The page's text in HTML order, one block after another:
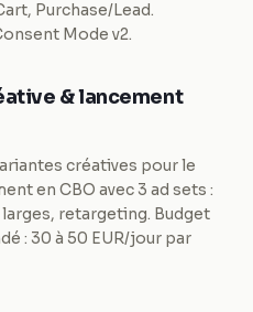
Purchase/Lead.
Mode v2.
& lancement
créatives pour le
en CBO avec 3 ad sets :
retargeting. Budget
: 30 à 50 EUR/jour par